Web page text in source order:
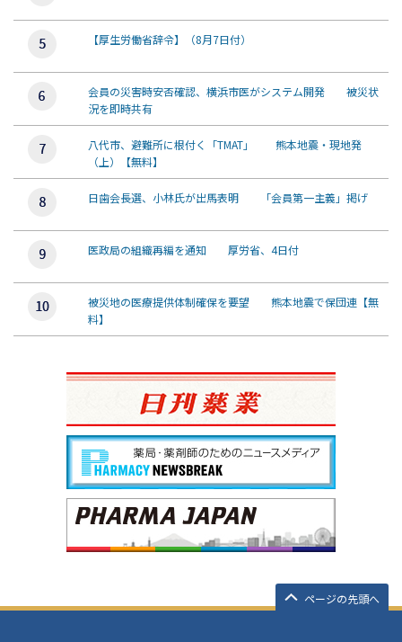
【厚生労働省辞令】（8月7日付）
会員の災害時安否確認、横浜市医がシステム開発 被災状
況を即時共有
八代市、避難所に根付く「TMAT」 熊本地震・現地発
（上）【無料】
日歯会長選、小林氏が出馬表明 「会員第一主義」掲げ
医政局の組織再編を通知 厚労省、4日付
被災地の医療提供体制確保を要望 熊本地震で保団連【無
料】
ページの先頭へ